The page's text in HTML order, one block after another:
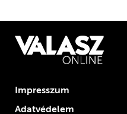
Impresszum
Adatvédelem